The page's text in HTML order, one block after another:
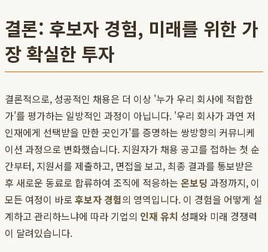
결론: 후보자 경험, 미래를 위한 가
장 확실한 투자
결론적으로, 성공적인 채용은 더 이상 '누가 우리 회사에 적합한
가'를 평가하는 일방적인 과정이 아닙니다. '우리 회사가 과연 저
인재에게 선택받을 만한 곳인가'를 증명하는 쌍방향의 커뮤니케
이션 과정으로 변화했습니다. 지원자가 채용 공고를 접하는 첫 순
간부터, 지원서를 제출하고, 면접을 보고, 최종 결과를 통보받은
후 새로운 동료로 합류하여 조직에 적응하는 온보딩 과정까지, 이
모든 여정이 바로 후보자 경험의 영역입니다. 이 경험을 어떻게 설
계하고 관리하느냐에 따라 기업의 인재 유치 성패와 미래 경쟁력
이 달려있습니다.